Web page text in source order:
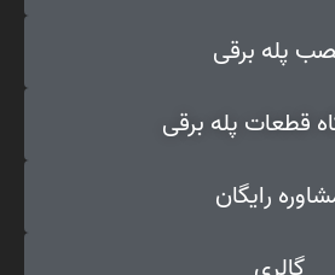
پله برقی
قطعات پله برقی
رایگان